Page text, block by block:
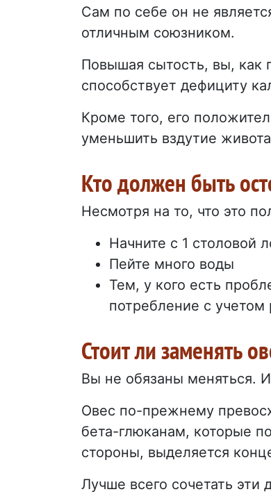
Сам по себе он не
отличным союзником.
Повышая сытость, вы, как
способствует дефициту
Кроме того, его
уменьшить вздутие
Кто должен быть
Несмотря на то, что это
Начните с 1 столовой
Пейте много воды
Тем, у кого есть
потребление с
Стоит ли заменять
Вы не обязаны меняться.
Овес по-прежнему
бета-глюканам, которые
стороны, выделяется
Лучше всего сочетать эти